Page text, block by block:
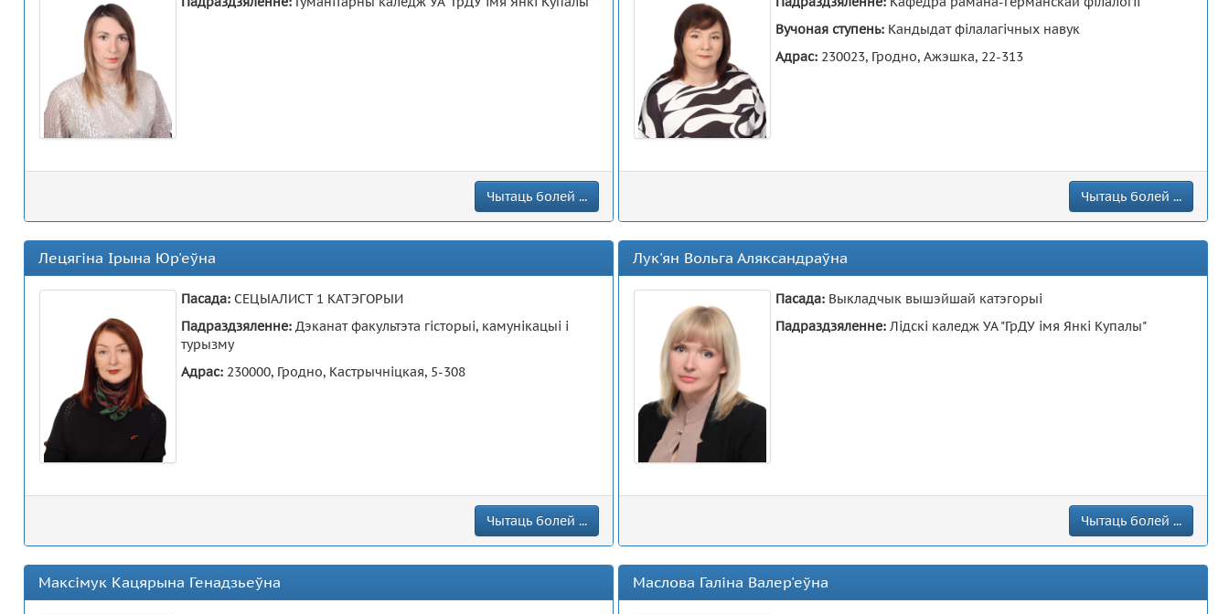
Чытаць болей ...
Вучоная ступень: Кандыдат філалагічных навук
Адрас: 230023, Гродно, Ажэшка, 22-313
Чытаць болей ...
Лецягіна Ірына Юр'еўна
Пасада: СЕЦЫАЛИСТ 1 КАТЭГОРЫИ
Падраздзяленне: Дэканат факультэта гісторыі, камунікацыі і
турызму
Адрас: 230000, Гродно, Кастрычніцкая, 5-308
Чытаць болей ...
Лук'ян Вольга Аляксандраўна
Пасада: Выкладчык вышэйшай катэгорыі
Падраздзяленне: Лідскі каледж УА "ГрДУ імя Янкі Купалы"
Чытаць болей ...
Максімук Кацярына Генадзьеўна Маслова Галіна Валер'еўна